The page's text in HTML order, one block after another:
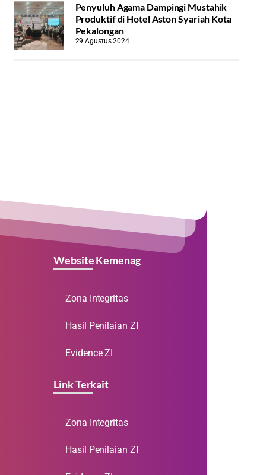
Penyuluh Agama Dampingi Mustahik
Produktif di Hotel Aston Syariah Kota
Pekalongan
29 Agustus 2024
Website Kemenag
Zona Integritas
Hasil Penilaian ZI
Evidence ZI
Link Terkait
Zona Integritas
Hasil Penilaian ZI